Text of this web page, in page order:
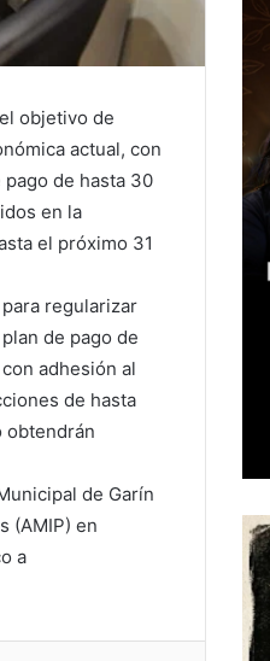
objetivo de
actual, con
de hasta 30
en la
el próximo 31
regularizar
de pago de
adhesión al
de hasta
obtendrán
de Garín
(AMIP) en
a